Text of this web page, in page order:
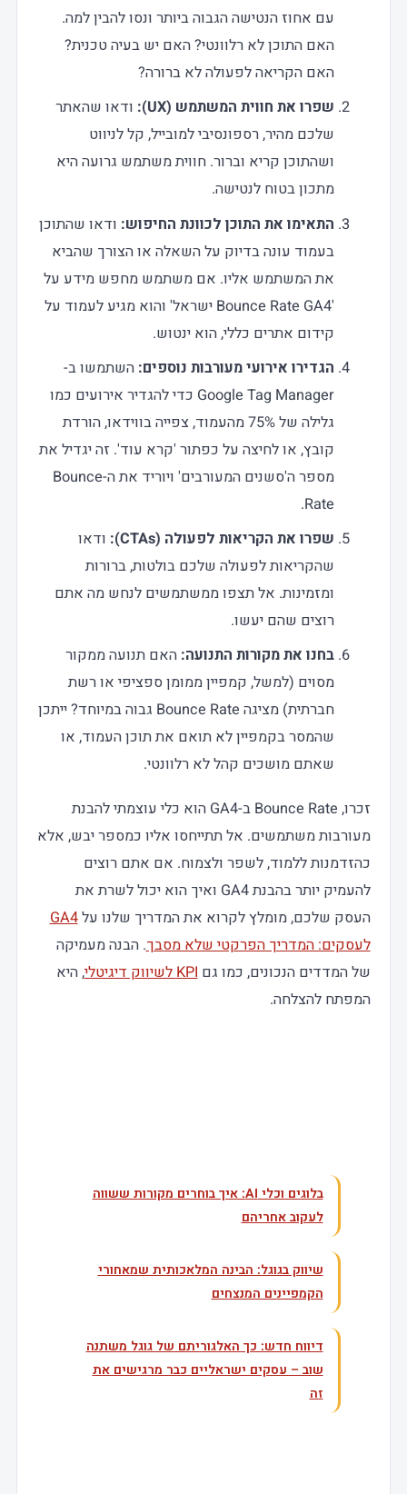
עם אחוז הנטישה הגבוה ביותר ונסו להבין למה.
האם התוכן לא רלוונטי? האם יש בעיה טכנית?
האם הקריאה לפעולה לא ברורה?
שפרו את חווית המשתמש (UX):
ודאו שהאתר
שלכם מהיר, רספונסיבי למובייל, קל לניווט
ושהתוכן קריא וברור. חווית משתמש גרועה היא
מתכון בטוח לנטישה.
התאימו את התוכן לכוונת החיפוש: ודאו שהתוכן
בעמוד עונה בדיוק על השאלה או הצורך שהביא
את המשתמש אליו. אם משתמש מחפש מידע על
'Bounce Rate GA4 ישראל' והוא מגיע לעמוד על
קידום אתרים כללי, הוא ינטוש.
הגדירו אירועי מעורבות נוספים: השתמשו ב-
Google Tag Manager כדי להגדיר אירועים כמו
גלילה של 75% מהעמוד, צפייה בווידאו, הורדת
קובץ, או לחיצה על כפתור 'קרא עוד'. זה יגדיל את
מספר ה'סשנים המעורבים' ויוריד את ה-Bounce
Rate.
שפרו את הקריאות לפעולה (CTAs):
ודאו
שהקריאות לפעולה שלכם בולטות, ברורות
ומזמינות. אל תצפו ממשתמשים לנחש מה אתם
רוצים שהם יעשו.
בחנו את מקורות התנועה: האם תנועה ממקור
מסוים (למשל, קמפיין ממומן ספציפי או רשת
חברתית) מציגה Bounce Rate גבוה במיוחד? ייתכן
שהמסר בקמפיין לא תואם את תוכן העמוד, או
שאתם מושכים קהל לא רלוונטי.
זכרו, Bounce Rate ב-GA4 הוא כלי עוצמתי להבנת
מעורבות משתמשים. אל תתייחסו אליו כמספר יבש, אלא
כהזדמנות ללמוד, לשפר ולצמוח. אם אתם רוצים
להעמיק יותר בהבנת GA4 ואיך הוא יכול לשרת את
העסק שלכם, מומלץ לקרוא את המדריך שלנו עלGA4
לעסקים: המדריך הפרקטי שלא מסבך. הבנה מעמיקה
של המדדים הנכונים, כמו גםKPI לשיווק דיגיטלי
, היא
המפתח להצלחה.
בלוגים וכלי AI: איך בוחרים מקורות ששווה
לעקוב אחריהם
שיווק בגוגל: הבינה המלאכותית שמאחורי
הקמפיינים המנצחים
דיווח חדש: כך האלגוריתם של גוגל משתנה
שוב – עסקים ישראליים כבר מרגישים את
זה